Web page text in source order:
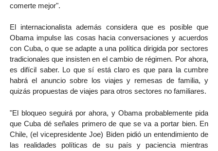
comerte mejor".
El internacionalista además considera que es posible que
Obama impulse las cosas hacia conversaciones y acuerdos
con Cuba, o que se adapte a una política dirigida por sectores
tradicionales que insisten en el cambio de régimen. Por ahora,
es difícil saber. Lo que sí está claro es que para la cumbre
habrá el anuncio sobre los viajes y remesas de familia, y
quizás propuestas de viajes para otros sectores no familiares.
"El bloqueo seguirá por ahora, y Obama probablemente pida
que Cuba dé señales primero de que se va a portar bien. En
Chile, (el vicepresidente Joe) Biden pidió un entendimiento de
las realidades políticas de su país y paciencia mientras